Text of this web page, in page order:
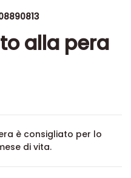
alla pera
è consigliato per lo
di vita.